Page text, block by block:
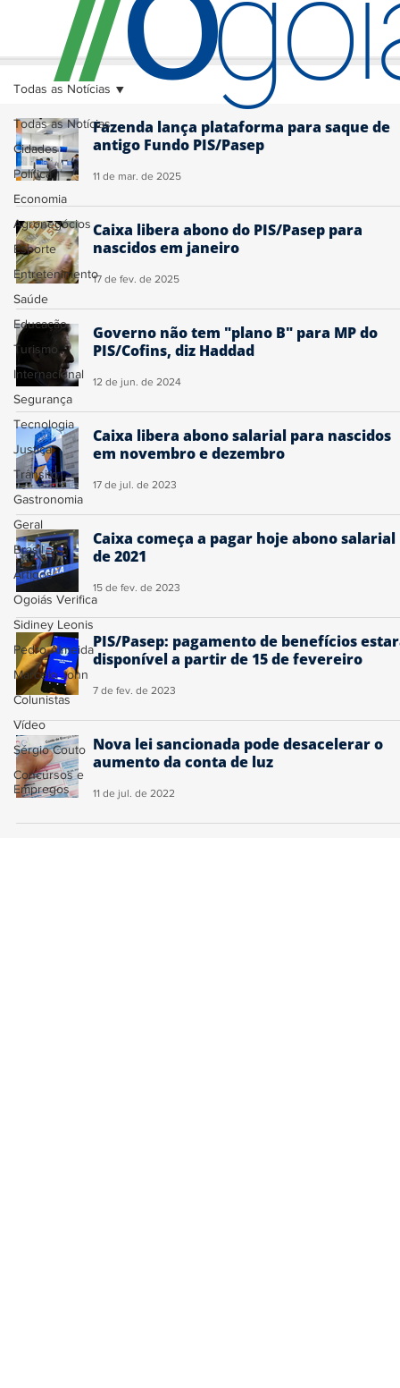
Todas as Notícias
Cidades
Política
Economia
Agronegócios
Esporte
Entretenimento
Saúde
Educação
Turismo
Internacional
Segurança
Tecnologia
Justiça
Trânsito
Gastronomia
Geral
Brasil
Artigos
Ogoiás Verifica
Sidiney Leonis
Pedro Almeida
Marcelo John
Colunistas
Vídeo
Sérgio Couto
Concursos e
Empregos
Todas as Notícias
Fazenda lança plataforma para saque de
antigo Fundo PIS/Pasep
11 de mar. de 2025
Caixa libera abono do PIS/Pasep para
nascidos em janeiro
17 de fev. de 2025
Governo não tem "plano B" para MP do
PIS/Cofins, diz Haddad
12 de jun. de 2024
Caixa libera abono salarial para nascidos
em novembro e dezembro
17 de jul. de 2023
Caixa começa a pagar hoje abono salarial
de 2021
15 de fev. de 2023
PIS/Pasep: pagamento de benefícios
disponível a partir de 15 de fevereiro
7 de fev. de 2023
Nova lei sancionada pode desacelerar o
aumento da conta de luz
11 de jul. de 2022